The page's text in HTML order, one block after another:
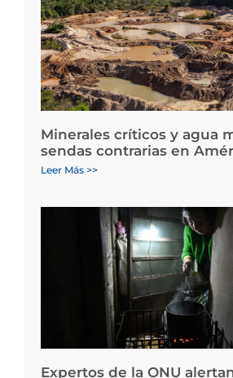
Minerales críticos y agua
sendas contrarias en
Leer Más >>
Expertos de la ONU